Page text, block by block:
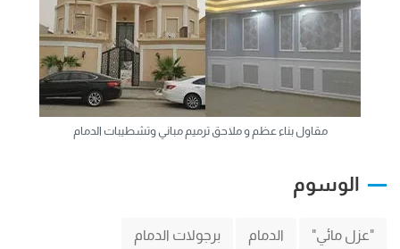
مقاول بناء عظم و ملاحق ترميم مباني وتشطيبات الدمام
الوسوم
"عزل مائي" الدمام برجولات الدمام